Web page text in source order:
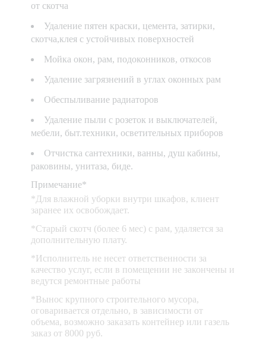
от скотча
Удаление пятен краски, цемента, затирки,
скотча,клея с устойчивых поверхностей
Мойка окон, рам, подоконников, откосов
Удаление загрязнений в углах оконных рам
Обеспыливание радиаторов
Удаление пыли с розеток и выключателей,
мебели, быт.техники, осветительных приборов
Отчистка сантехники, ванны, душ кабины,
раковины, унитаза, биде.
Примечание*
*Для влажной уборки внутри шкафов, клиент
заранее их освобождает.
*Старый скотч (более 6 мес) с рам, удаляется за
дополнительную плату.
*Исполнитель не несет ответственности за
качество услуг, если в помещении не закончены и
ведутся ремонтные работы
*Вынос крупного строительного мусора,
оговаривается отдельно, в зависимости от
объема, возможно заказать контейнер или газель
заказ от 8000 руб.